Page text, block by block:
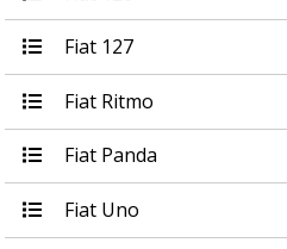
Fiat 127
Fiat Ritmo
Fiat Panda
Fiat Uno